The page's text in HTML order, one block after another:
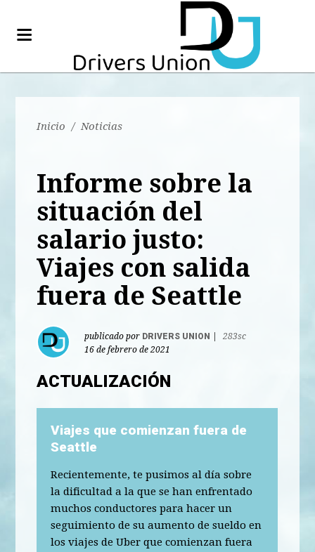
Inicio / Noticias
Informe sobre la
situación del
salario justo:
Viajes con salida
fuera de Seattle
publicado por DRIVERS UNION
283sc
16 de febrero de 2021
ACTUALIZACIÓN
Viajes que comienzan fuera de
Seattle
Recientemente, te pusimos al día sobre
la dificultad a la que se han enfrentado
muchos conductores para hacer un
seguimiento de su aumento de sueldo en
los viajes de Uber que comienzan fuera